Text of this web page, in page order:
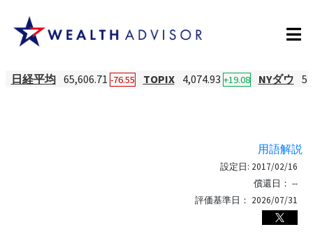
日経平均 65,606.71 -76.55 TOPIX 4,074.93 +19.08 NYダウ
用語解説
設定日: 2017/02/16
償還日： --
評価基準日： 2026/07/31